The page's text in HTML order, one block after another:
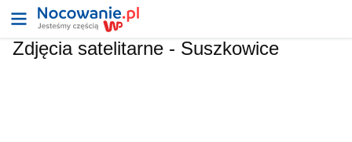
Zdjęcia satelitarne - Suszkowice